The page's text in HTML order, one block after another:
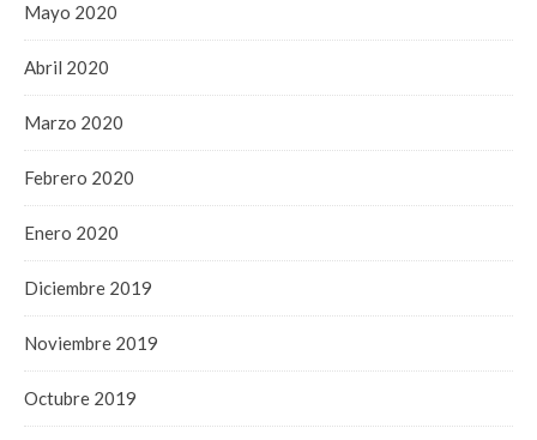
Mayo 2020
Abril 2020
Marzo 2020
Febrero 2020
Enero 2020
Diciembre 2019
Noviembre 2019
Octubre 2019